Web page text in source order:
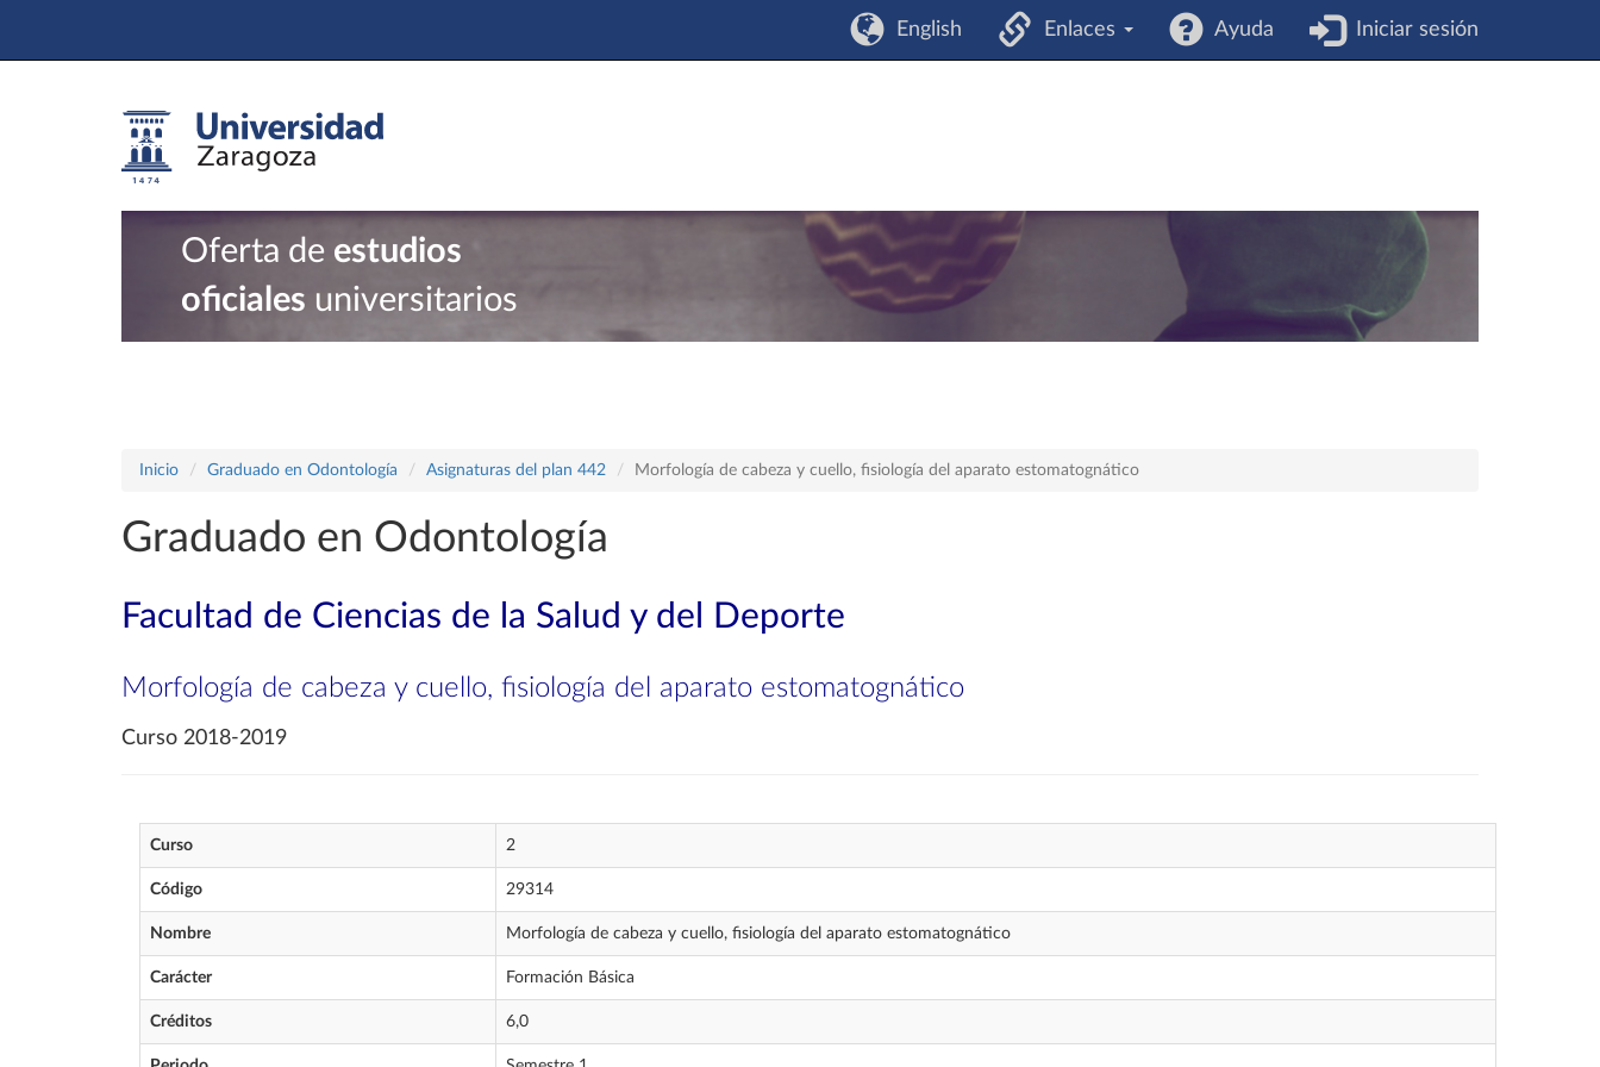
English Enlaces Ayuda Iniciar sesión
Oferta de estudios
oficiales universitarios
Inicio Graduado en Odontología Asignaturas del plan 442 Morfología de cabeza y cuello, fisiología del aparato estomatognático
Graduado en Odontología
Facultad de Ciencias de la Salud y del Deporte
Morfología de cabeza y cuello, fisiología del aparato estomatognático
Curso 2018-2019
Curso 2
Código 29314
Nombre Morfología de cabeza y cuello, fisiología del aparato estomatognático
Carácter Formación Básica
Créditos 6,0